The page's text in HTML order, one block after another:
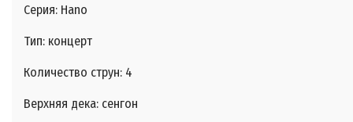
Серия: Hano
Тип: концерт
Количество струн: 4
Верхняя дека: сенгон